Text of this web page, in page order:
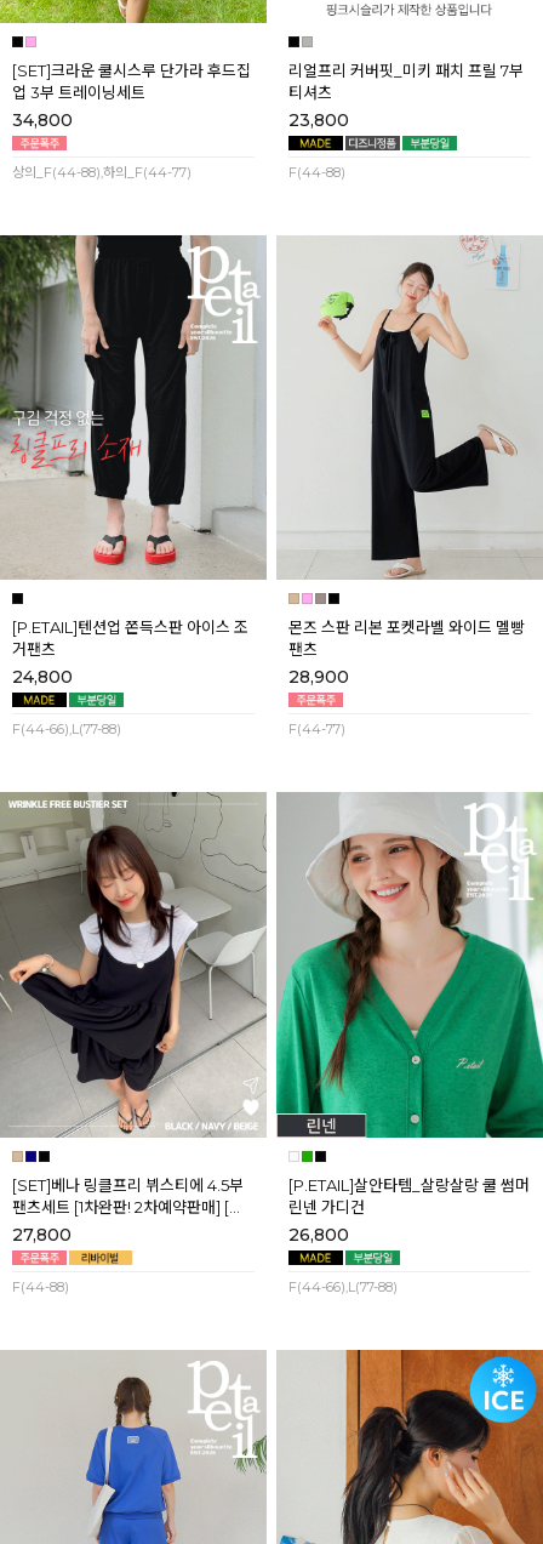
[SET]크라운 쿨시스루 단가라 후드집
업 3부 트레이닝세트
34,800
상의_F(44-88),하의_F(44-77)
리얼프리 커버핏_미키 패치 프릴 7부
티셔츠
23,800
F(44-88)
[P.ETAIL]텐션업 쫀득스판 아이스 조
거팬츠
24,800
F(44-66),L(77-88)
몬즈 스판 리본 포켓라벨 와이드 멜빵
팬츠
28,900
F(44-77)
[SET]베나 링클프리 뷔스티에 4.5부
팬츠세트 [1차완판! 2차예약판매] [네
이비,블랙] 8월셋째주 순차배송
27,800
F(44-88)
[P.ETAIL]살안타템_살랑살랑 쿨 썸머
린넨 가디건
26,800
F(44-66),L(77-88)